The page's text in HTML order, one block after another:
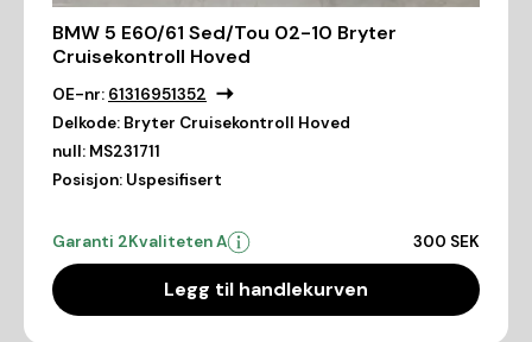
BMW 5 E60/61 Sed/Tou 02-10 Bryter
Cruisekontroll Hoved
OE-nr: 61316951352
Delkode: Bryter Cruisekontroll Hoved
null: MS231711
Posisjon: Uspesifisert
Garanti 2Kvaliteten A 300 SEK
Legg til handlekurven